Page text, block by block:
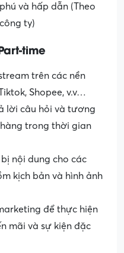
và hấp dẫn (Theo
ty)
time
trên các nền
Shopee, v.v…
lời câu hỏi và tương
trong thời gian
nội dung cho các
kịch bản và hình ảnh
để thực hiện
mãi và sự kiện đặc